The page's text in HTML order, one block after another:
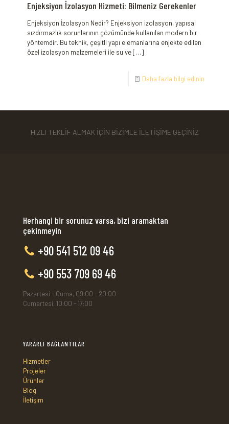
Enjeksiyon İzolasyon Hizmeti: Bilmeniz Gerekenler
Enjeksiyon İzolasyon Nedir? Enjeksiyon izolasyon, yapısal
sızdırmazlık sorunlarının çözümünde kullanılan modern bir
yöntemdir. Bu teknik, çeşitli yapı elemanlarına enjekte edilen
özel izolasyon malzemeleri ile su ve[…]
Daha fazla bilgi edinin
HIZLI TEKLİF ALMAK İÇİN BİZİMLE İLETİŞİME GEÇİNİZ
Herhangi bir sorunuz varsa, bizi aramaktan
çekinmeyin
+90 541 512 09 46
+90 553 709 69 46
Pazartesi - Cuma, 09:00 - 20:00
Cumartesi, 10:00 - 17:00
YARARLI BAĞLANTILAR
Hizmetler
Projeler
Ürünler
Blog
İletişim